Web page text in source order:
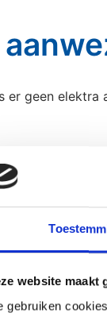
website maakt
gebruiken
er geen elektra